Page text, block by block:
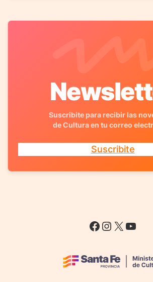
Suscribite para recibir las
de Cultura en tu correo
Suscribite
Facebook
Instagram
X